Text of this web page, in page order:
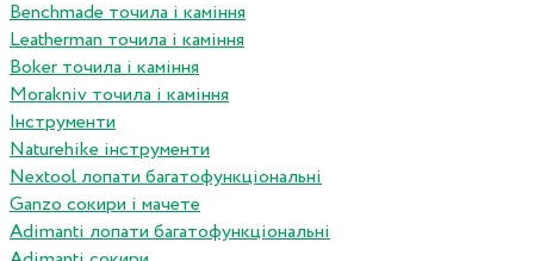
Benchmade точила і каміння
Leatherman точила і каміння
Boker точила і каміння
Morakniv точила і каміння
Інструменти
Naturehike інструменти
Nextool лопати багатофункціональні
Ganzo сокири і мачете
Adimanti лопати багатофункціональні